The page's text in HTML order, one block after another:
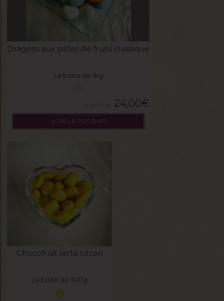
Dragées aux pâtes de fruits classique
La boite de 1kg
24,00€
VOIR LE PRODUIT
Chocofruit tarte citron
La boite de 500g